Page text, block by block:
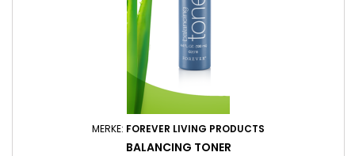
MERKE: FOREVER LIVING PRODUCTS
BALANCING TONER